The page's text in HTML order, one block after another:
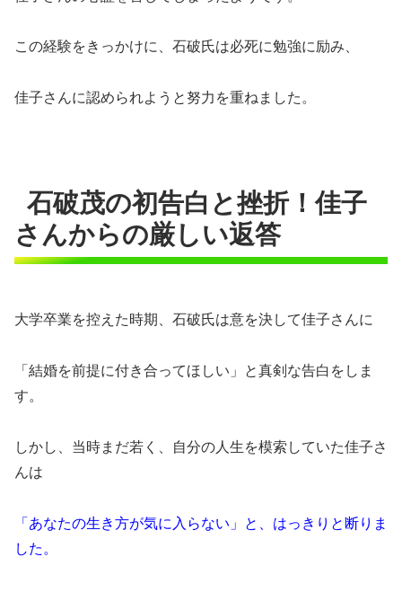
この経験をきっかけに、石破氏は必死に勉強に励み、
佳子さんに認められようと努力を重ねました。
石破茂の初告白と挫折！佳子
さんからの厳しい返答
大学卒業を控えた時期、石破氏は意を決して佳子さんに
「結婚を前提に付き合ってほしい」と真剣な告白をしま
す。
しかし、当時まだ若く、自分の人生を模索していた佳子さ
んは
「あなたの生き方が気に入らない」と、はっきりと断りま
した。